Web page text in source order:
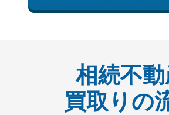
相続不
買取りの